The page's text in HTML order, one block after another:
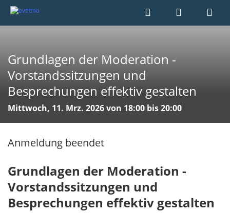
Grundlagen der Moderation -
Vorstandssitzungen und
Besprechungen effektiv gestalten
Mittwoch, 11. Mrz. 2026 von 18:00 bis 20:00
Anmeldung beendet
Grundlagen der Moderation -
Vorstandssitzungen und
Besprechungen effektiv gestalten